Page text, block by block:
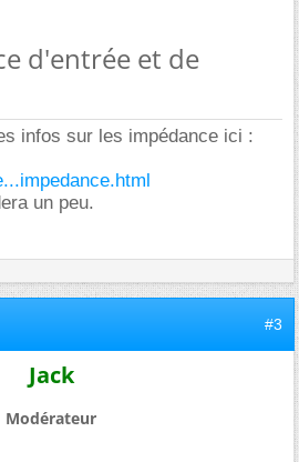
d'entrée et de
infos sur les impédance ici :
un peu.
#3
Jack
Modérateur